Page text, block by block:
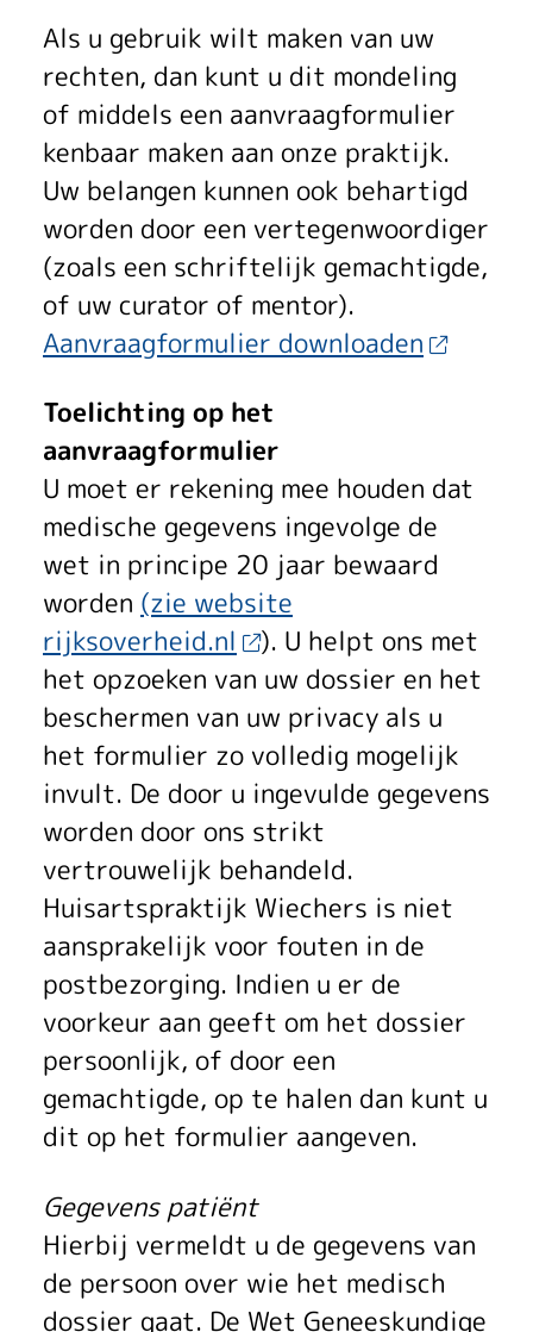
Als u gebruik wilt maken van uw
rechten, dan kunt u dit mondeling
of middels een aanvraagformulier
kenbaar maken aan onze praktijk.
Uw belangen kunnen ook behartigd
worden door een vertegenwoordiger
(zoals een schriftelijk gemachtigde,
of uw curator of mentor).
Aanvraagformulier downloaden
Toelichting op het
aanvraagformulier
U moet er rekening mee houden dat
medische gegevens ingevolge de
wet in principe 20 jaar bewaard
worden (zie website
rijksoverheid.nl
). U helpt ons met
het opzoeken van uw dossier en het
beschermen van uw privacy als u
het formulier zo volledig mogelijk
invult. De door u ingevulde gegevens
worden door ons strikt
vertrouwelijk behandeld.
Huisartspraktijk Wiechers is niet
aansprakelijk voor fouten in de
postbezorging. Indien u er de
voorkeur aan geeft om het dossier
persoonlijk, of door een
gemachtigde, op te halen dan kunt u
dit op het formulier aangeven.
Gegevens patiënt
Hierbij vermeldt u de gegevens van
de persoon over wie het medisch
dossier gaat. De Wet Geneeskundige